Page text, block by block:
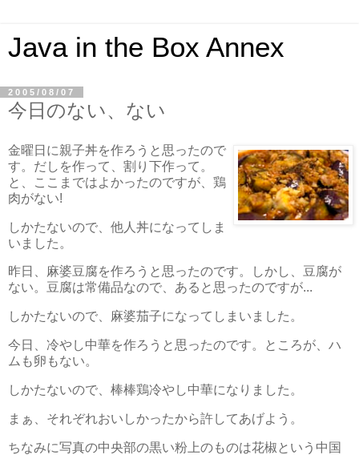
Java in the Box Annex
2005/08/07
今日のない、ない
金曜日に親子丼を作ろうと思ったので
す。だしを作って、割り下作って。
と、ここまではよかったのですが、鶏
肉がない!
しかたないので、他人丼になってしま
いました。
昨日、麻婆豆腐を作ろうと思ったのです。しかし、豆腐が
ない。豆腐は常備品なので、あると思ったのですが...
しかたないので、麻婆茄子になってしまいました。
今日、冷やし中華を作ろうと思ったのです。ところが、ハ
ムも卵もない。
しかたないので、棒棒鶏冷やし中華になりました。
まぁ、それぞれおいしかったから許してあげよう。
ちなみに写真の中央部の黒い粉上のものは花椒という中国